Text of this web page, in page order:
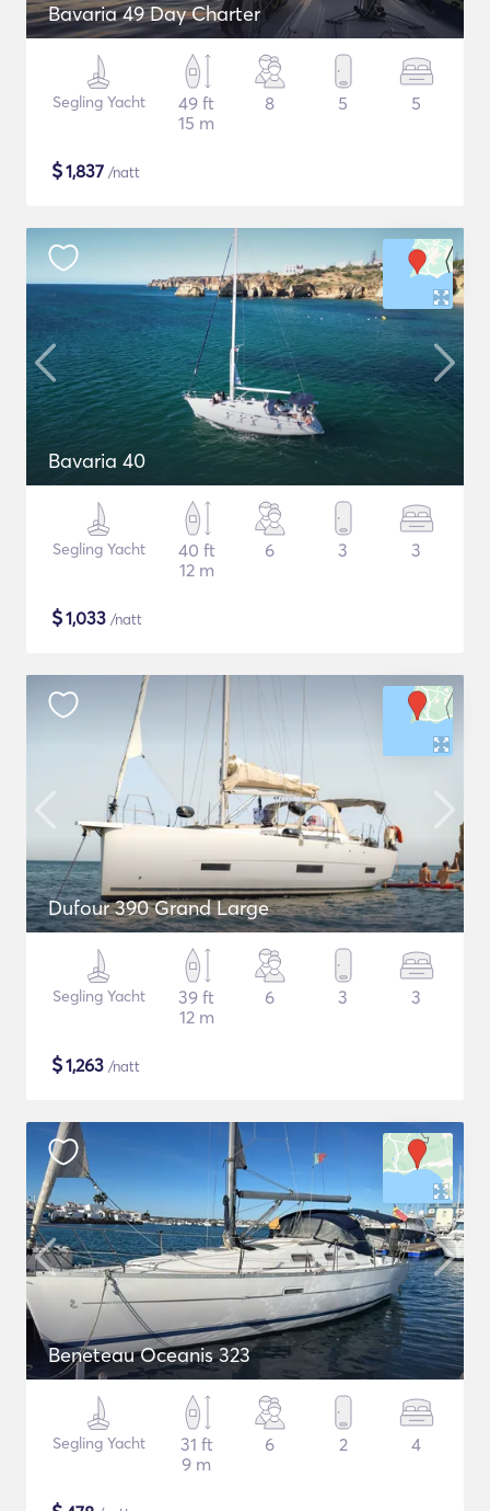
Bavaria 49 Day Charter
Segling Yacht
49 ft
15 m
8 5 5
$1,837 /natt
Bavaria 40
Segling Yacht
40 ft
12 m
6 3 3
$1,033 /natt
Dufour 390 Grand Large
Segling Yacht
39 ft
12 m
6 3 3
$1,263 /natt
Beneteau Oceanis 323
Segling Yacht
31 ft
9 m
6 2 4